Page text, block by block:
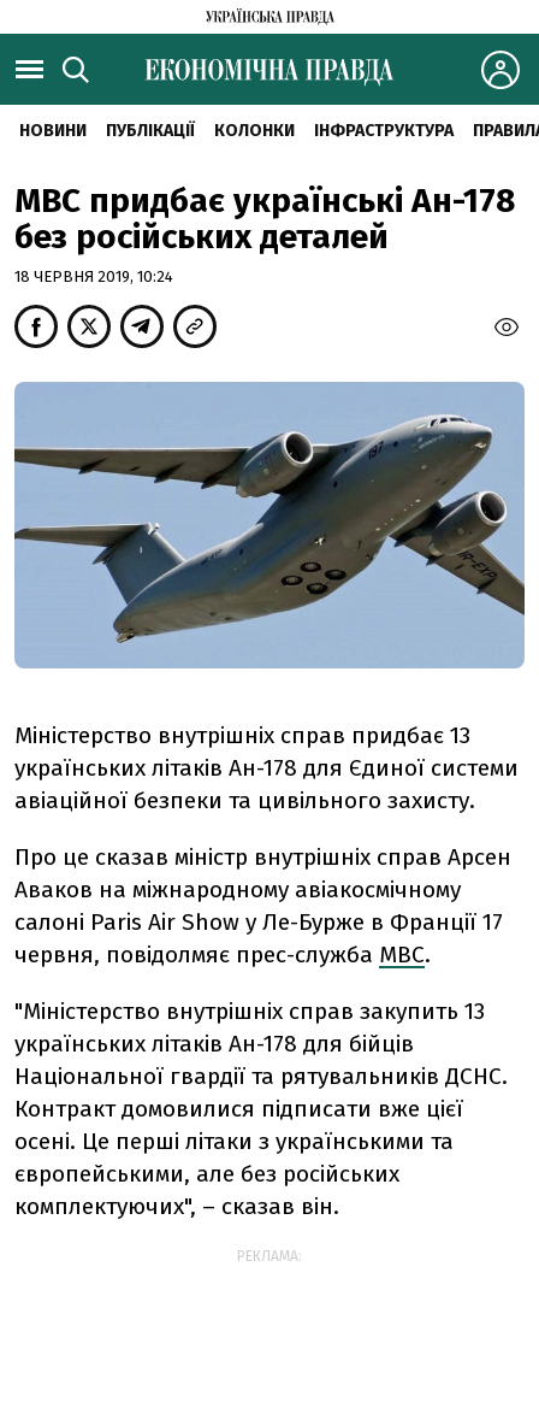
НОВИНИ ПУБЛІКАЦІЇ КОЛОНКИ ІНФРАСТРУКТУРА
МВС придбає українські Ан-178
без російських деталей
18 ЧЕРВНЯ 2019, 10:24
Міністерство внутрішніх справ придбає 13
українських літаків Ан-178 для Єдиної системи
авіаційної безпеки та цивільного захисту.
Про це сказав міністр внутрішніх справ Арсен
Аваков на міжнародному авіакосмічному
салоні Paris Air Show у Ле-Бурже в Франції 17
червня, повідолмяє прес-служба МВС.
"Міністерство внутрішніх справ закупить 13
українських літаків Ан-178 для бійців
Національної гвардії та рятувальників ДСНС.
Контракт домовилися підписати вже цієї
осені. Це перші літаки з українськими та
європейськими, але без російських
комплектуючих", – сказав він.
РЕКЛАМА: